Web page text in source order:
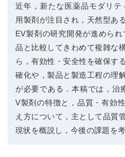
近年，新たな医薬品モダリテ
用製剤が注目され，天然型あ
EV製剤の研究開発が進めら
品と比較してきわめて複雑な
ら，有効性・安全性を確保す
確化や，製品と製造工程の理
が必要である．本稿では，治
V製剤の特徴と，品質・有効
え方について，主として品質
現状を概説し，今後の課題を